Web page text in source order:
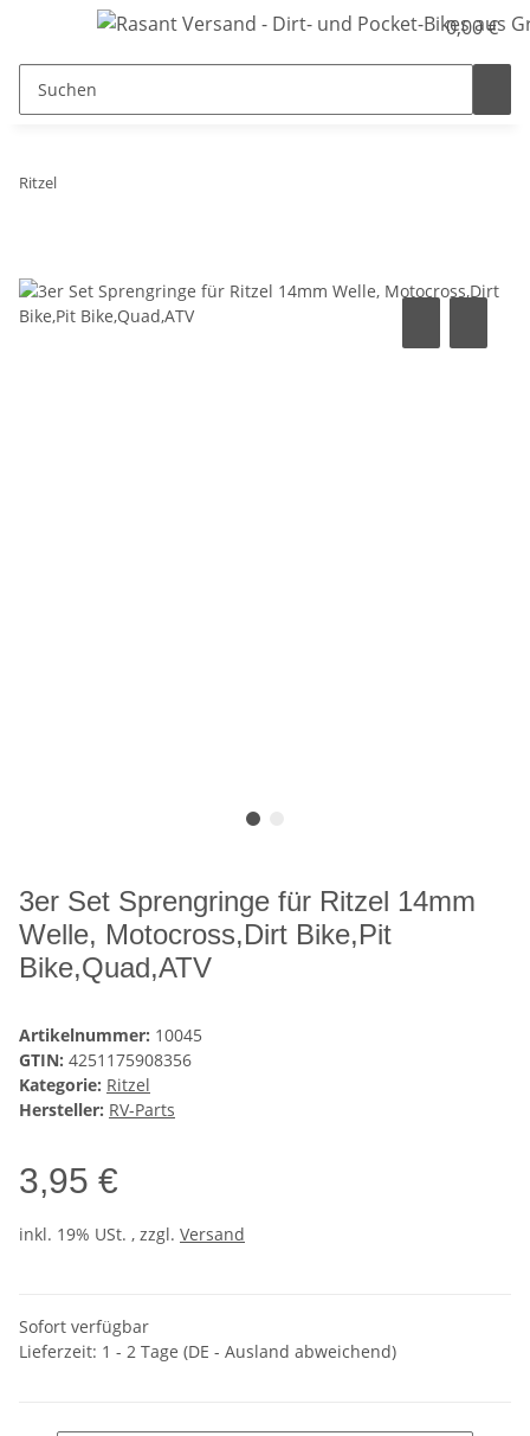
0,00 €
Ritzel
3er Set Sprengringe für Ritzel 14mm
Welle, Motocross,Dirt Bike,Pit
Bike,Quad,ATV
Artikelnummer: 10045
GTIN: 4251175908356
Kategorie: Ritzel
Hersteller: RV-Parts
3,95 €
inkl. 19% USt. , zzgl. Versand
Sofort verfügbar
Lieferzeit: 1 - 2 Tage (DE - Ausland abweichend)